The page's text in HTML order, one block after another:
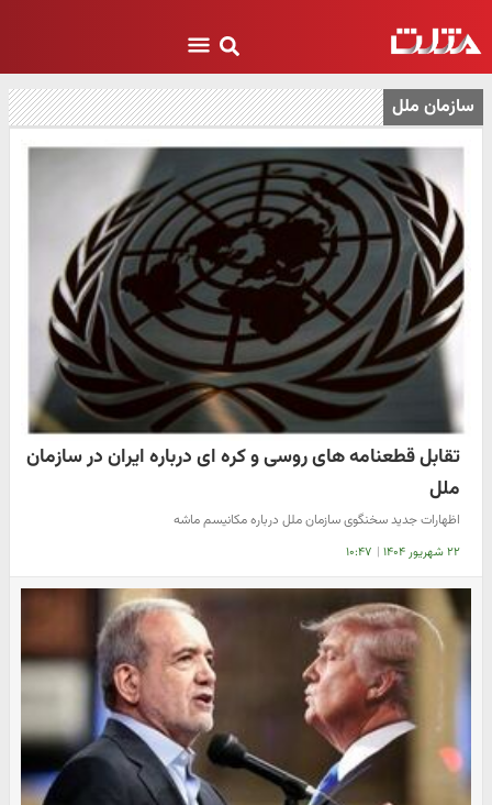
سازمان ملل
تقابل قطعنامه های روسی و کره ای درباره ایران در سازمان
ملل
اظهارات جدید سخنگوی سازمان ملل درباره مکانیسم ماشه
۲۲ شهریور ۱۴۰۴ | ۱۰:۴۷